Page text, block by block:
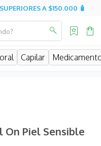
A $150.000 🧴
Capilar
Piel Sensible